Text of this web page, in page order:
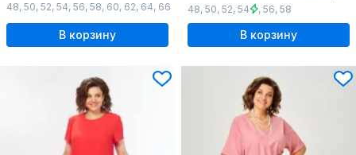
48, 50, 52, 54, 56, 58, 60, 62, 64, 66
В корзину
48, 50, 52, 54 , 56, 58
В корзину